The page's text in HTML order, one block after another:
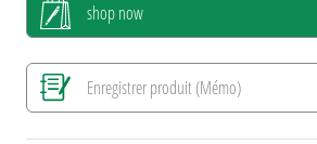
shop now
Enregistrer produit (Mémo)